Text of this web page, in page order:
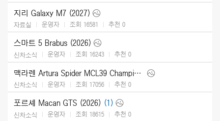
지리 Galaxy M7 (2027)
자료실 운영자 조회 16581 추천 0
스마트 5 Brabus (2026)
신차소식 운영자 조회 16243 추천 0
맥라렌 Artura Spider MCL39 Championship Edition (2026)
신차소식 운영자 조회 17056 추천 0
포르셰 Macan GTS (2026) (1)
신차소식 운영자 조회 18615 추천 0